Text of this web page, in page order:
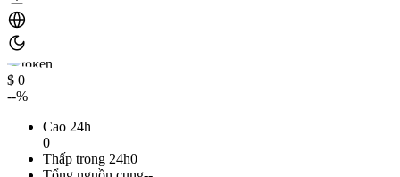
$ 0
--%
Cao 24h
0
Thấp trong 24h0